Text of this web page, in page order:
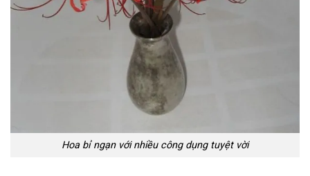
Hoa bỉ ngạn với nhiều công dụng tuyệt vời